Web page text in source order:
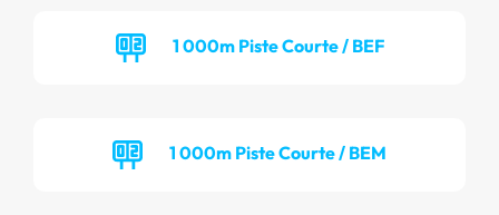
1 000m Piste Courte / BEF
1 000m Piste Courte / BEM